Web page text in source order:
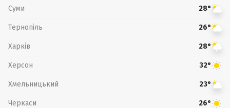
Суми 28°
Тернопіль 26°
Харків 28°
Херсон 32°
Хмельницький 23°
Черкаси 26°